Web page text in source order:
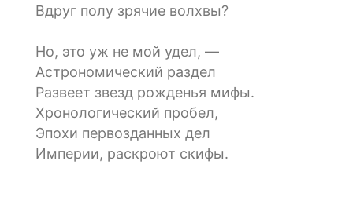
Вдруг полу зрячие волхвы?
Но, это уж не мой удел, —
Астрономический раздел
Развеет звезд рожденья мифы.
Хронологический пробел,
Эпохи первозданных дел
Империи, раскроют скифы.